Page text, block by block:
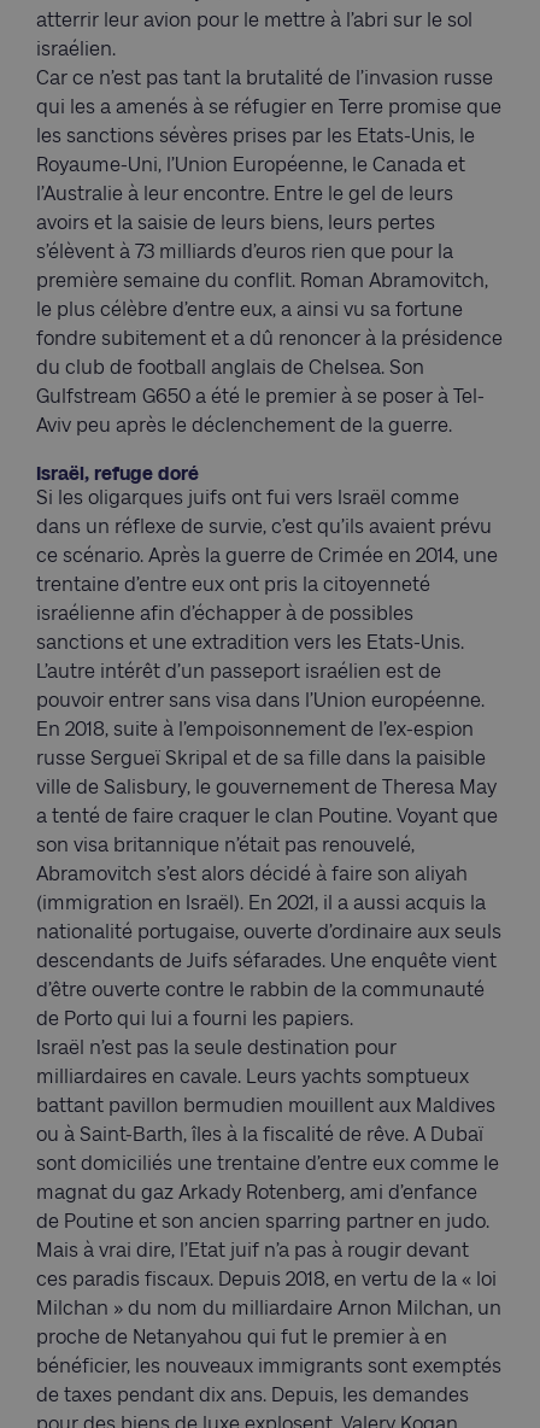
atterrir leur avion pour le mettre à l’abri sur le sol
israélien.
Car ce n’est pas tant la brutalité de l’invasion russe
qui les a amenés à se réfugier en Terre promise que
les sanctions sévères prises par les Etats-Unis, le
Royaume-Uni, l’Union Européenne, le Canada et
l’Australie à leur encontre. Entre le gel de leurs
avoirs et la saisie de leurs biens, leurs pertes
s’élèvent à 73 milliards d’euros rien que pour la
première semaine du conflit. Roman Abramovitch,
le plus célèbre d’entre eux, a ainsi vu sa fortune
fondre subitement et a dû renoncer à la présidence
du club de football anglais de Chelsea. Son
Gulfstream G650 a été le premier à se poser à Tel-
Aviv peu après le déclenchement de la guerre.
Israël, refuge doré
Si les oligarques juifs ont fui vers Israël comme
dans un réflexe de survie, c’est qu’ils avaient prévu
ce scénario. Après la guerre de Crimée en 2014, une
trentaine d’entre eux ont pris la citoyenneté
israélienne afin d’échapper à de possibles
sanctions et une extradition vers les Etats-Unis.
L’autre intérêt d’un passeport israélien est de
pouvoir entrer sans visa dans l’Union européenne.
En 2018, suite à l’empoisonnement de l’ex-espion
russe Sergueï Skripal et de sa fille dans la paisible
ville de Salisbury, le gouvernement de Theresa May
a tenté de faire craquer le clan Poutine. Voyant que
son visa britannique n’était pas renouvelé,
Abramovitch s’est alors décidé à faire son aliyah
(immigration en Israël). En 2021, il a aussi acquis la
nationalité portugaise, ouverte d’ordinaire aux seuls
descendants de Juifs séfarades. Une enquête vient
d’être ouverte contre le rabbin de la communauté
de Porto qui lui a fourni les papiers.
Israël n’est pas la seule destination pour
milliardaires en cavale. Leurs yachts somptueux
battant pavillon bermudien mouillent aux Maldives
ou à Saint-Barth, îles à la fiscalité de rêve. A Dubaï
sont domiciliés une trentaine d’entre eux comme le
magnat du gaz Arkady Rotenberg, ami d’enfance
de Poutine et son ancien sparring partner en judo.
Mais à vrai dire, l’Etat juif n’a pas à rougir devant
ces paradis fiscaux. Depuis 2018, en vertu de la « loi
Milchan » du nom du milliardaire Arnon Milchan, un
proche de Netanyahou qui fut le premier à en
bénéficier, les nouveaux immigrants sont exemptés
de taxes pendant dix ans. Depuis, les demandes
pour des biens de luxe explosent. Valery Kogan,